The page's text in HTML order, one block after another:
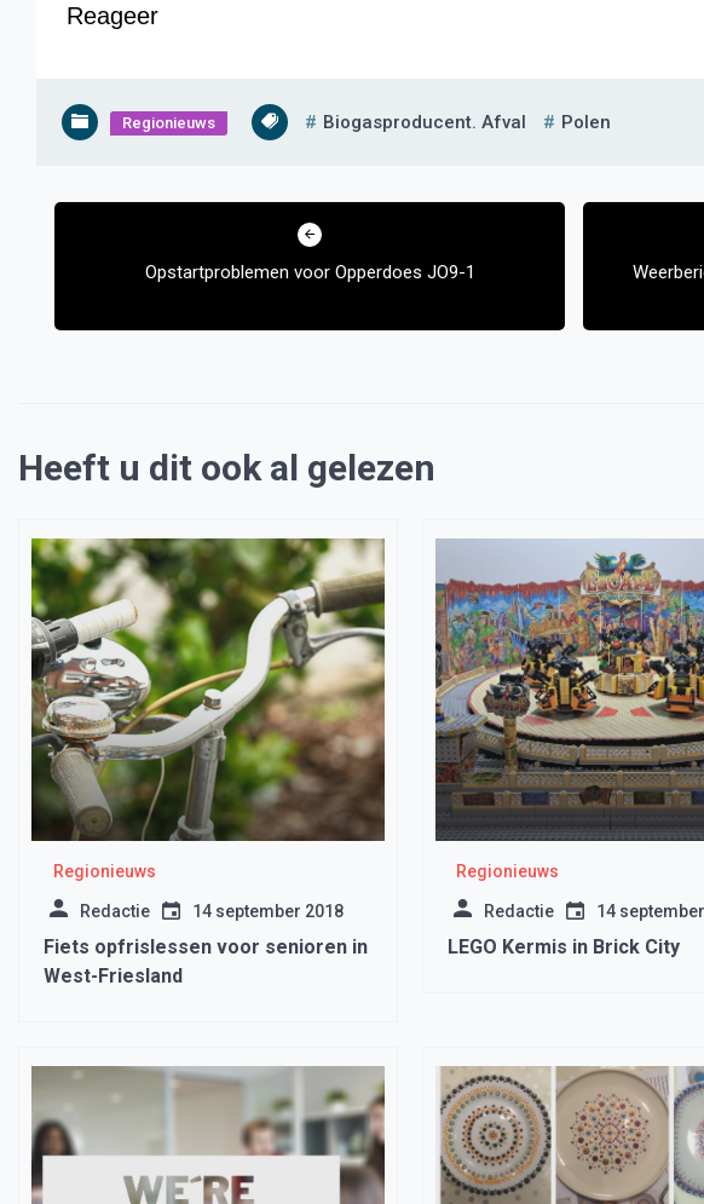
Reageer
Regionieuws Biogasproducent. Afval Polen
Bericht
Opstartproblemen voor Opperdoes JO9-1
Heeft u dit ook al gelezen
Regionieuws
Redactie 14 september 2018
Fiets opfrislessen voor senioren in
West-Friesland
Regionieuws
Redactie 14
LEGO Kermis in Brick City